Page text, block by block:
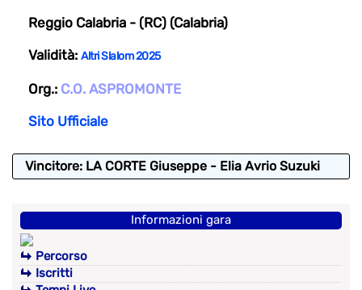
Reggio Calabria - (RC) (Calabria)
Validità: Altri Slalom 2025
Org.: C.O. ASPROMONTE
Sito Ufficiale
Vincitore: LA CORTE Giuseppe - Elia Avrio Suzuki
Informazioni gara
Percorso
Iscritti